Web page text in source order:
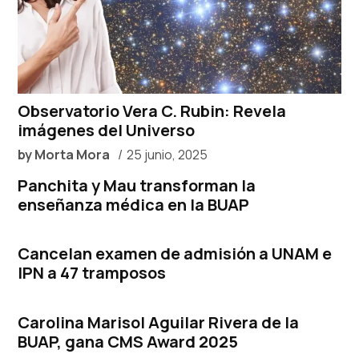
Observatorio Vera C. Rubin: Revela
imágenes del Universo
byMorta Mora 25 junio, 2025
Panchita y Mau transforman la
enseñanza médica en la BUAP
Cancelan examen de admisión a UNAM e
IPN a 47 tramposos
Carolina Marisol Aguilar Rivera de la
BUAP, gana CMS Award 2025